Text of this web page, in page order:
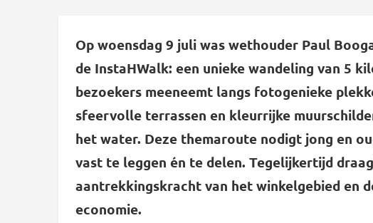
Op woensdag 9 juli was wethouder Paul
de InstaHWalk: een unieke wandeling van 5
bezoekers meeneemt langs fotogenieke
sfeervolle terrassen en kleurrijke
het water. Deze themaroute nodigt jong en
vast te leggen én te delen. Tegelijkertijd
aantrekkingskracht van het winkelgebied en
economie.